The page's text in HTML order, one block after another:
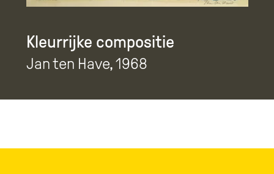
Kleurrijke compositie
Jan ten Have, 1968